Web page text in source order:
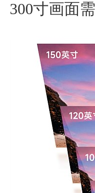
300寸画面